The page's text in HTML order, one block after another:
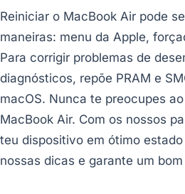
Reiniciar o MacBook Air pode
maneiras: menu da Apple,
Para corrigir problemas de
diagnósticos, repõe PRAM e
macOS. Nunca te preocupes
MacBook Air. Com os nossos
teu dispositivo em ótimo
nossas dicas e garante um